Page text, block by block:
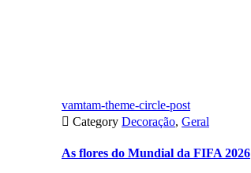
vamtam-theme-circle-post
 Category Decoração, Geral
As flores do Mundial da FIFA 2026